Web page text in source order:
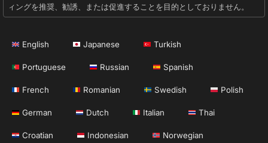
ィングを推奨、勧誘、または促進することを目的としておりません。
English Japanese Turkish
Portuguese Russian Spanish
French Romanian Swedish Polish
German Dutch Italian Thai
Croatian Indonesian Norwegian